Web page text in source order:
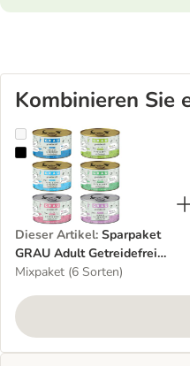
Kombinieren Sie
Sparpaket GRAU Adult
Dieser Artikel: Sparpaket
GRAU Adult Getreidefrei
24 x 200 g
Mixpaket (6 Sorten)